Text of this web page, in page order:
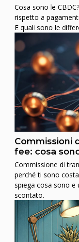
Cosa sono le
rispetto a
E quali sono le
Commissioni
fee: cosa
Commissione di
perché ti sono
spiega cosa sono e
scontato.